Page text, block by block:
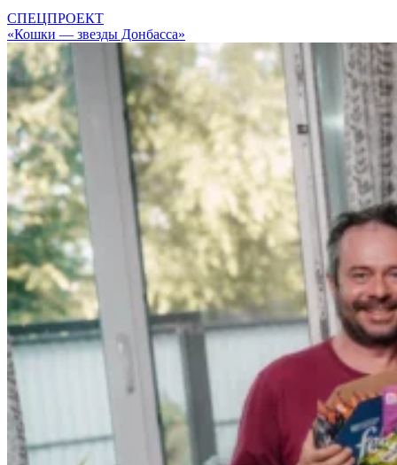
СПЕЦПРОЕКТ
«Кошки — звезды Донбасса»